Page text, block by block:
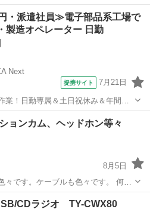
ろしくお願い致しま
場所
・派遣社員≫電子部品系工場で
製造オペレーター 日勤
Next
提携サイト 7月21日
業！日勤専属＆土日祝休み＆年間休
マイカー通勤OK＆無料駐車場あり
！《茨城県常陸大宮市》 人気の
ョンカム、ヘッドホン等々
8月5日
す。ケーブルも色々です。 何か
物をコメントでお願いします。金額
事出来ません
CDラジオ TY-CWX80